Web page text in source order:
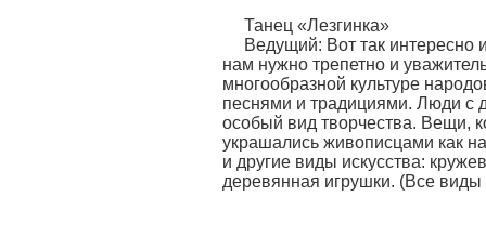
Танец «Лезгинка»
Ведущий: Вот так интересно
нам нужно трепетно и
многообразной культуре
песнями и традициями. Люди с
особый вид творчества. Вещи,
украшались живописцами как
и другие виды искусства:
деревянная игрушки. (Все